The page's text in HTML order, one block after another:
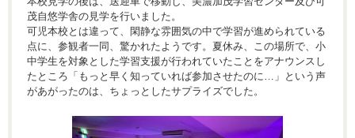
茂自悠学舎の見学を行いました。
可児本校とは違って、閑静な雰囲気の中で学習が進められている
点に、参観者一同、驚かれたようです。夏休み、この場所で、小
中学生を対象とした学習支援が行われていたことをアナウンスし
たところ「もっと早く知っていれば参加させたのに…」という声
があがったのは、ちょっとしたサプライズでした。